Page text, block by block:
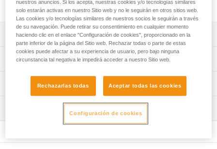
conectar directamente mosquetones, cuerdas o cintas.
Descripción
Fácil de manipular e imperdible:
- Apertura de triple acción de la placa lateral móvil, fácil y
- Posibilidad de instalar la cuerda cuando la polea está
fijada al anclaje.
- Indicador rojo visible cuando la placa lateral móvil no
está bloqueada.
- Diseño específico de las placas laterales que protegen el
Características técnicas
type B, NFPA 2500 Technical Use Pulley and Rope grab
Materiales: aluminio, acero inoxidable y poliamida
Diámetro de cuerda máx.: 13 mm
Información técnica
Descargar el pdf technical-notice-PROTRAXION-2
Declaración de conformidad
TRAXION
Procedimiento de revisión del EPI
procedure_ES
nuestros anuncios. Si los acepta, nuestras cookies y/o tecnologías similares
solo estarán activas en nuestro Sitio web y no le seguirán en otros sitios web.
Las cookies y/o tecnologías similares de nuestros socios le seguirán a través
de su navegación. Puede retirar su consentimiento en cualquier momento
haciendo clic en el enlace "Configuración de cookies", proporcionado en la
parte inferior de la página del Sitio web. Rechazar todas o parte de estas
cookies puede afectar a su experiencia de usuario, pero bajo ninguna
circunstancia tal negativa le impedirá acceder a nuestro Sitio web.
Rechazarlas todas Aceptar todas las cookies
Configuración de cookies